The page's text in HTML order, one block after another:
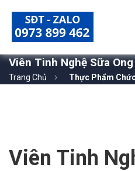
Viên Tinh Nghệ Sữa
Trang Chủ Thực Phẩm
Viên Tinh